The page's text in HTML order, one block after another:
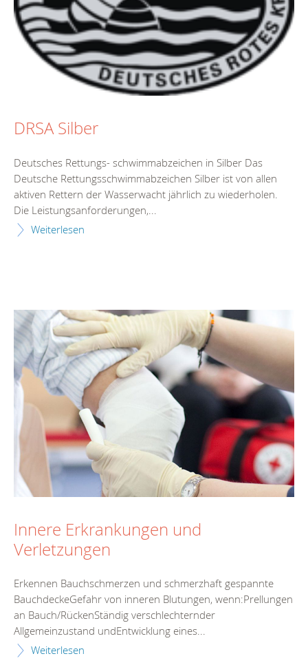
DRSA Silber
Deutsches Rettungs- schwimmabzeichen in Silber Das
Deutsche Rettungsschwimmabzeichen Silber ist von allen
aktiven Rettern der Wasserwacht jährlich zu wiederholen.
Die Leistungsanforderungen,...
Weiterlesen
Innere Erkrankungen und
Verletzungen
Erkennen Bauchschmerzen und schmerzhaft gespannte
BauchdeckeGefahr von inneren Blutungen, wenn:Prellungen
an Bauch/RückenStändig verschlechternder
Allgemeinzustand undEntwicklung eines...
Weiterlesen